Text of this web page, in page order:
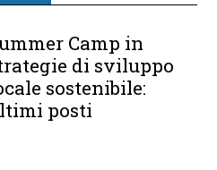
Camp in
di sviluppo
sostenibile:
posti